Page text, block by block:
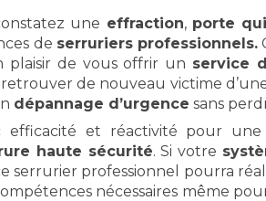
une effraction, porte
de serruriers professionnels.
plaisir de vous offrir un service
de nouveau victime
dépannage d’urgence sans
efficacité et réactivité pour
haute sécurité. Si votre
serrurier professionnel pourra
nécessaires même